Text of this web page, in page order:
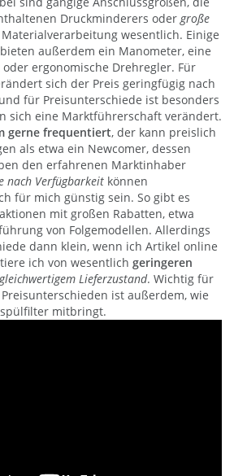
Druckminderers odergroße
wesentlich. Einige
außerdem ein Manometer, eine
ergonomische Drehregler. Für
sich der Preis geringfügig nach
für Preisunterschiede ist besonders
sich eine Marktführerschaft verändert.
gerne frequentiert, der kann preislich
als etwa ein Newcomer, dessen
den erfahrenen Marktinhaber
nach Verfügbarkeit können
für mich günstig sein. So gibt es
mit großen Rabatten, etwa
von Folgemodellen. Allerdings
dann klein, wenn ich Artikel online
ich von wesentlich geringeren
gleichwertigem Lieferzustand. Wichtig für
ist außerdem, wie
mitbringt.